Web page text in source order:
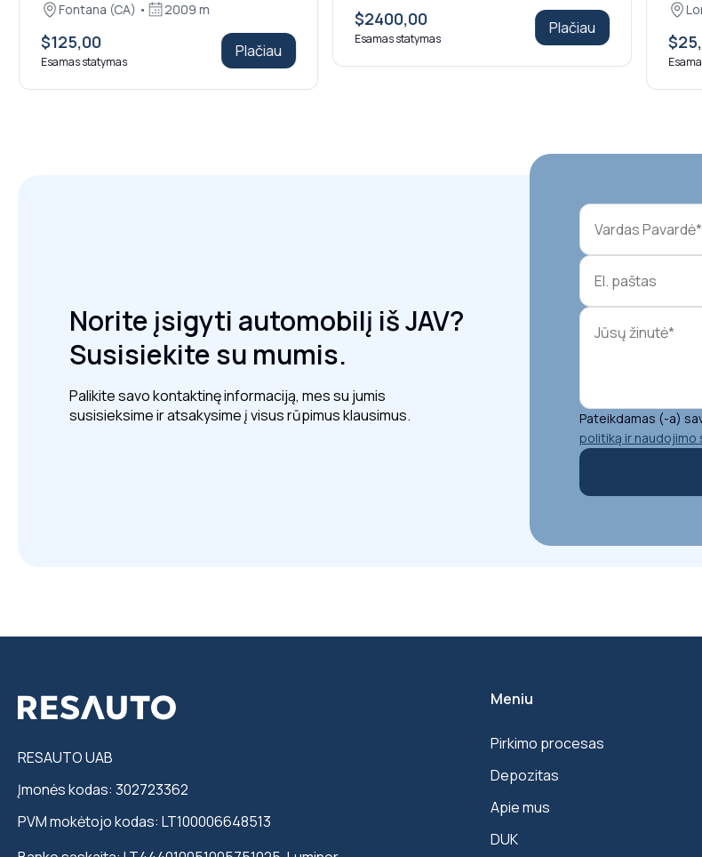
Fontana (CA) •
2009 m
$125,00
Esamas statymas
Plačiau
$2400,00
Esamas statymas
Plačiau
Norite įsigyti automobilį iš JAV?
Susisiekite su mumis.
Palikite savo kontaktinę informaciją, mes su jumis
susisieksime ir atsakysime į visus rūpimus klausimus.
Pateikdamas (-a)
politiką ir naudojimo
RESAUTO UAB
Įmonės kodas: 302723362
PVM mokėtojo kodas: LT100006648513
Meniu
Pirkimo procesas
Depozitas
Apie mus
DUK